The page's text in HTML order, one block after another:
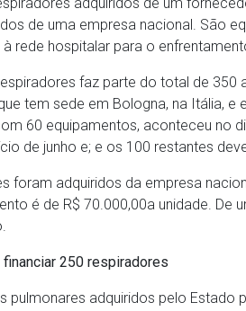
de uma empresa nacional. São
rede hospitalar para o
faz parte do total de 350
tem sede em Bologna, na Itália,
60 equipamentos, aconteceu no
de junho e; e os 100 restantes
foram adquiridos da empresa
é de R$ 70.000,00a unidade. De
250 respiradores
pulmonares adquiridos pelo Estado